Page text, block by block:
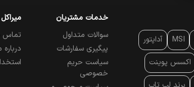
MSI
آداپتور
اکسس پوینت
خدمات مشتریان
سوالات متداول
پیگیری سفارشات
سیاست حریم
خصوصی
میراکل
تماس
درباره